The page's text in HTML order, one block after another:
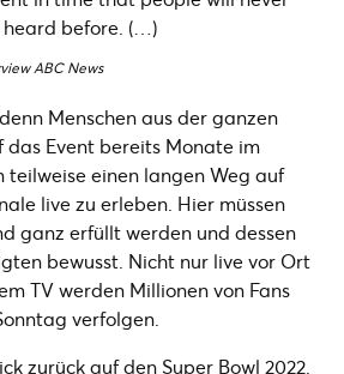
heard before. (…)
ABC News
Menschen aus der ganzen
das Event bereits Monate im
teilweise einen langen Weg auf
live zu erleben. Hier müssen
ganz erfüllt werden und dessen
bewusst. Nicht nur live vor Ort
TV werden Millionen von Fans
verfolgen.
zurück auf den Super Bowl 2022.